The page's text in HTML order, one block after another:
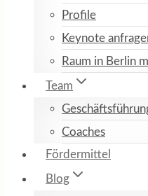
Profile
Keynote
Raum in Berlin
Team
Coaches
Fördermittel
Blog